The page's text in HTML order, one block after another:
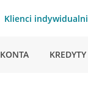
Klienci indywidualni
KONTA KREDYTY